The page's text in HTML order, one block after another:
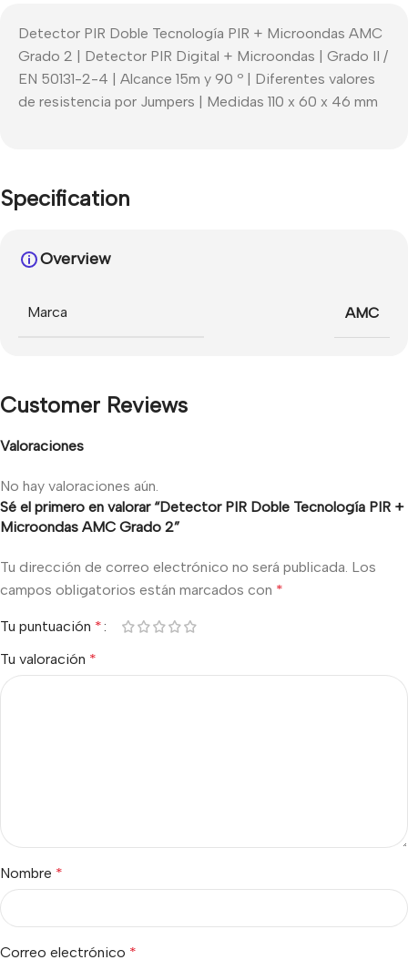
Detector PIR Doble Tecnología PIR + Microondas AMC
Grado 2 | Detector PIR Digital + Microondas | Grado II /
EN 50131-2-4 | Alcance 15m y 90 º | Diferentes valores
de resistencia por Jumpers | Medidas 110 x 60 x 46 mm
Specification
Overview
Marca AMC
Customer Reviews
Valoraciones
No hay valoraciones aún.
Sé el primero en valorar “Detector PIR Doble Tecnología PIR +
Microondas AMC Grado 2”
Tu dirección de correo electrónico no será publicada. Los
campos obligatorios están marcados con *
Tu puntuación *
Tu valoración *
Nombre *
Correo electrónico *